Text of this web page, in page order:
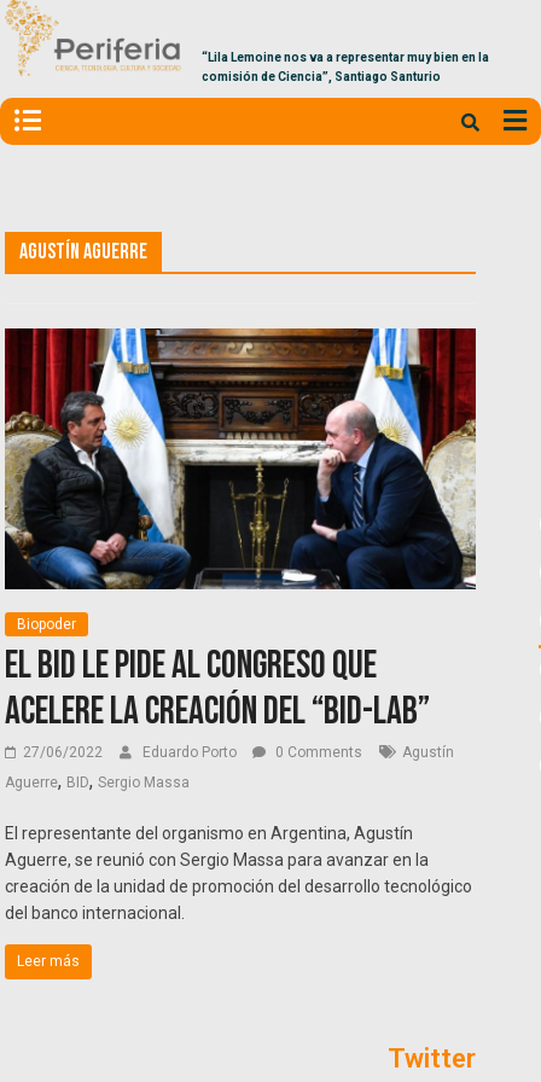
“Lila Lemoine nos va a representar muy bien en la
comisión de Ciencia”, Santiago Santurio
Agustín Aguerre
Biopoder
El BID le pide al Congreso que
acelere la creación del “Bid-Lab”
27/06/2022 Eduardo Porto 0 Comments
Agustín
Aguerre, BID,Sergio Massa
El representante del organismo en Argentina, Agustín
Aguerre, se reunió con Sergio Massa para avanzar en la
creación de la unidad de promoción del desarrollo tecnológico
del banco internacional.
Leer más
Twitter